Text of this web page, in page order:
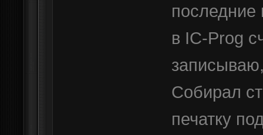
последние
в IC-Prog
Собирал
печатку